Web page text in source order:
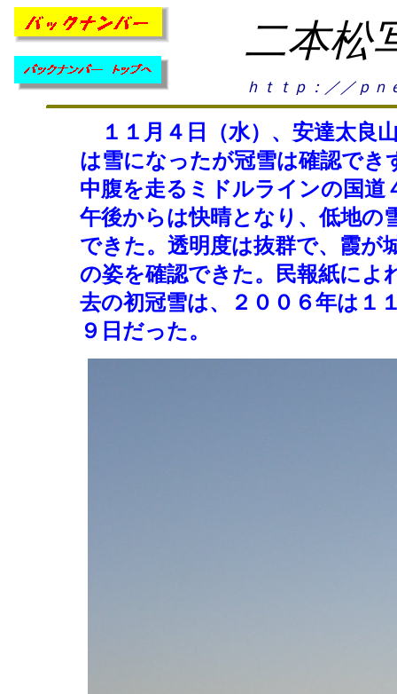
二本松
ｈｔｔｐ：／／ｐｎ
１１月４日（水）、安達太良
は雪になったが冠雪は確認でき
中腹を走るミドルラインの国道
午後からは快晴となり、低地
できた。透明度は抜群で、霞
の姿を確認できた。民報紙に
去の初冠雪は、２００６年は１
９日だった。